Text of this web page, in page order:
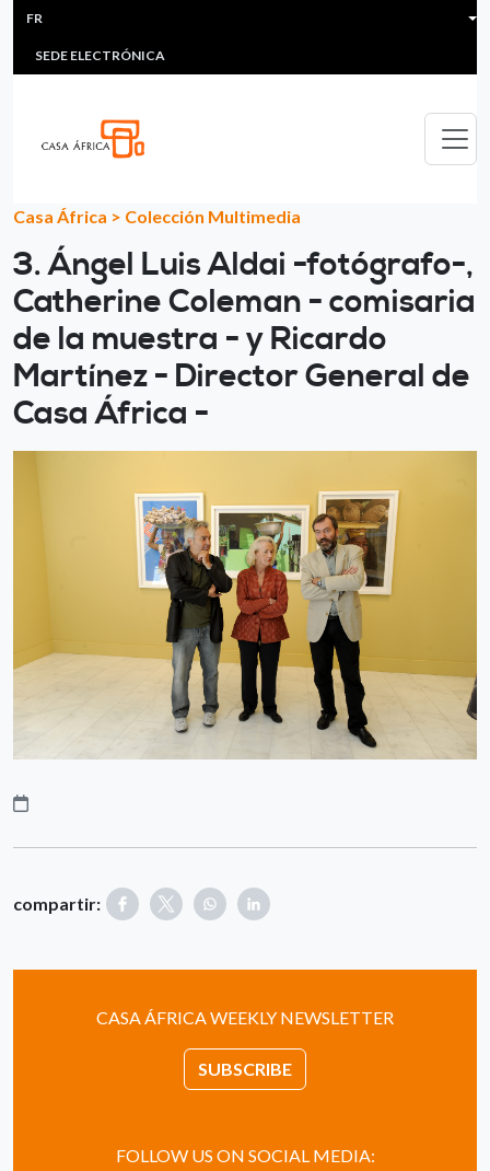
Aller au contenu principal
HEADER MENU
MULTIMEDIA
SEDE ELECTRÓNICA
FR
Casa África > Colección Multimedia
3. Ángel Luis Aldai -fotógrafo-,
Catherine Coleman - comisaria
de la muestra - y Ricardo
Martínez - Director General de
Casa África -
compartir:
CASA ÁFRICA WEEKLY NEWSLETTER
SUBSCRIBE
FOLLOW US ON SOCIAL MEDIA: